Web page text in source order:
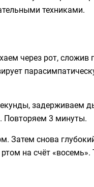
техниками.
через рот, сложив
задерживаем
Повторяем 3 минуты.
Затем снова
на счёт